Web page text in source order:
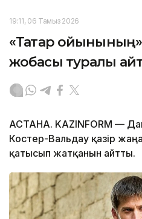
19:11, 06 Тамыз 2026
«Тақтар
жобасы туралы
АСТАНА. KAZINFORM —
Костер-Вальдау қазір жаңа
қатысып жатқанын айтты.